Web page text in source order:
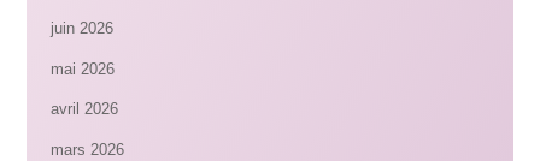
juin 2026
mai 2026
avril 2026
mars 2026